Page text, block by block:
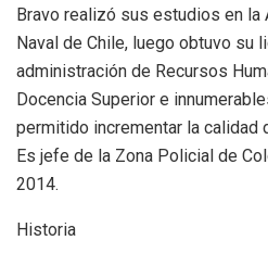
Bravo realizó sus estudios en la
Naval de Chile, luego obtuvo su
administración de Recursos
Docencia Superior e
permitido incrementar la calidad
Es jefe de la Zona Policial de
2014.
Historia